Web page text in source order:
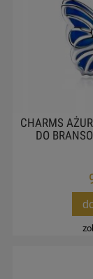
CHARMS
DO